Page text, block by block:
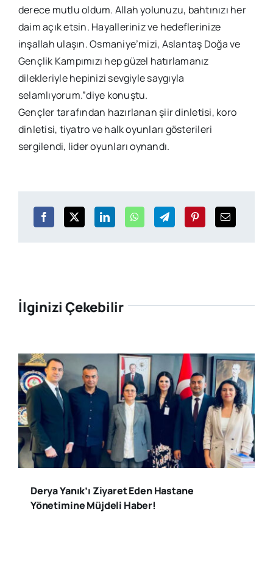
derece mutlu oldum. Allah yolunuzu, bahtınızı her
daim açık etsin. Hayalleriniz ve hedeflerinize
inşallah ulaşın. Osmaniye’mizi, Aslantaş Doğa ve
Gençlik Kampımızı hep güzel hatırlamanız
dilekleriyle hepinizi sevgiyle saygıyla
selamlıyorum.”diye konuştu.
Gençler tarafından hazırlanan şiir dinletisi, koro
dinletisi, tiyatro ve halk oyunları gösterileri
sergilendi, lider oyunları oynandı.
İlginizi Çekebilir
Derya Yanık’ı Ziyaret Eden Hastane
Yönetimine Müjdeli Haber!